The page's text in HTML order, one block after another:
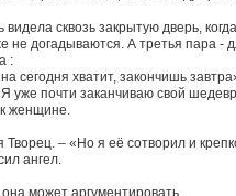
видела сквозь закрытую дверь,
не догадываются. А третья пара -
:
сегодня хватит, закончишь
уже почти заканчиваю свой
женщине.
– «Но я её сотворил и
ангел.
может аргументировать